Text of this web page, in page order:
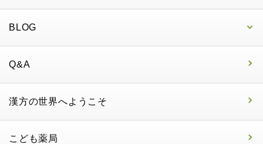
BLOG
Q&A
漢方の世界へようこそ
こども薬局